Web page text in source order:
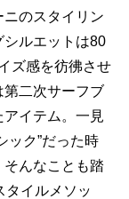
のスタイリン
シルエットは80
ズ感を彷彿させ
第二次サーフブ
イテム。一見
ック”だった時
んなことも踏
タイルメソッ